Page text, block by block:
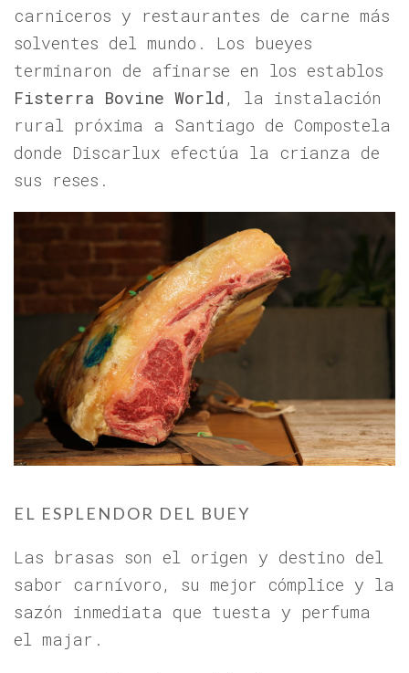
carniceros y restaurantes de carne más
solventes del mundo. Los bueyes
terminaron de afinarse en los establos
Fisterra Bovine World , la instalación
rural próxima a Santiago de Compostela
donde Discarlux efectúa la crianza de
sus reses.
EL ESPLENDOR DEL BUEY
Las brasas son el origen y destino del
sabor carnívoro, su mejor cómplice y la
sazón inmediata que tuesta y perfuma
el majar.